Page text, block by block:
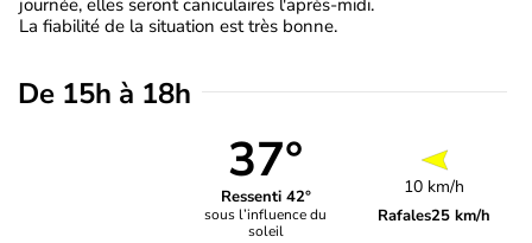
La fiabilité de la situation est très bonne.
De 15h à 18h
37°
Ressenti 42°
sous l’influence du
soleil
10 km/h
Rafales25 km/h